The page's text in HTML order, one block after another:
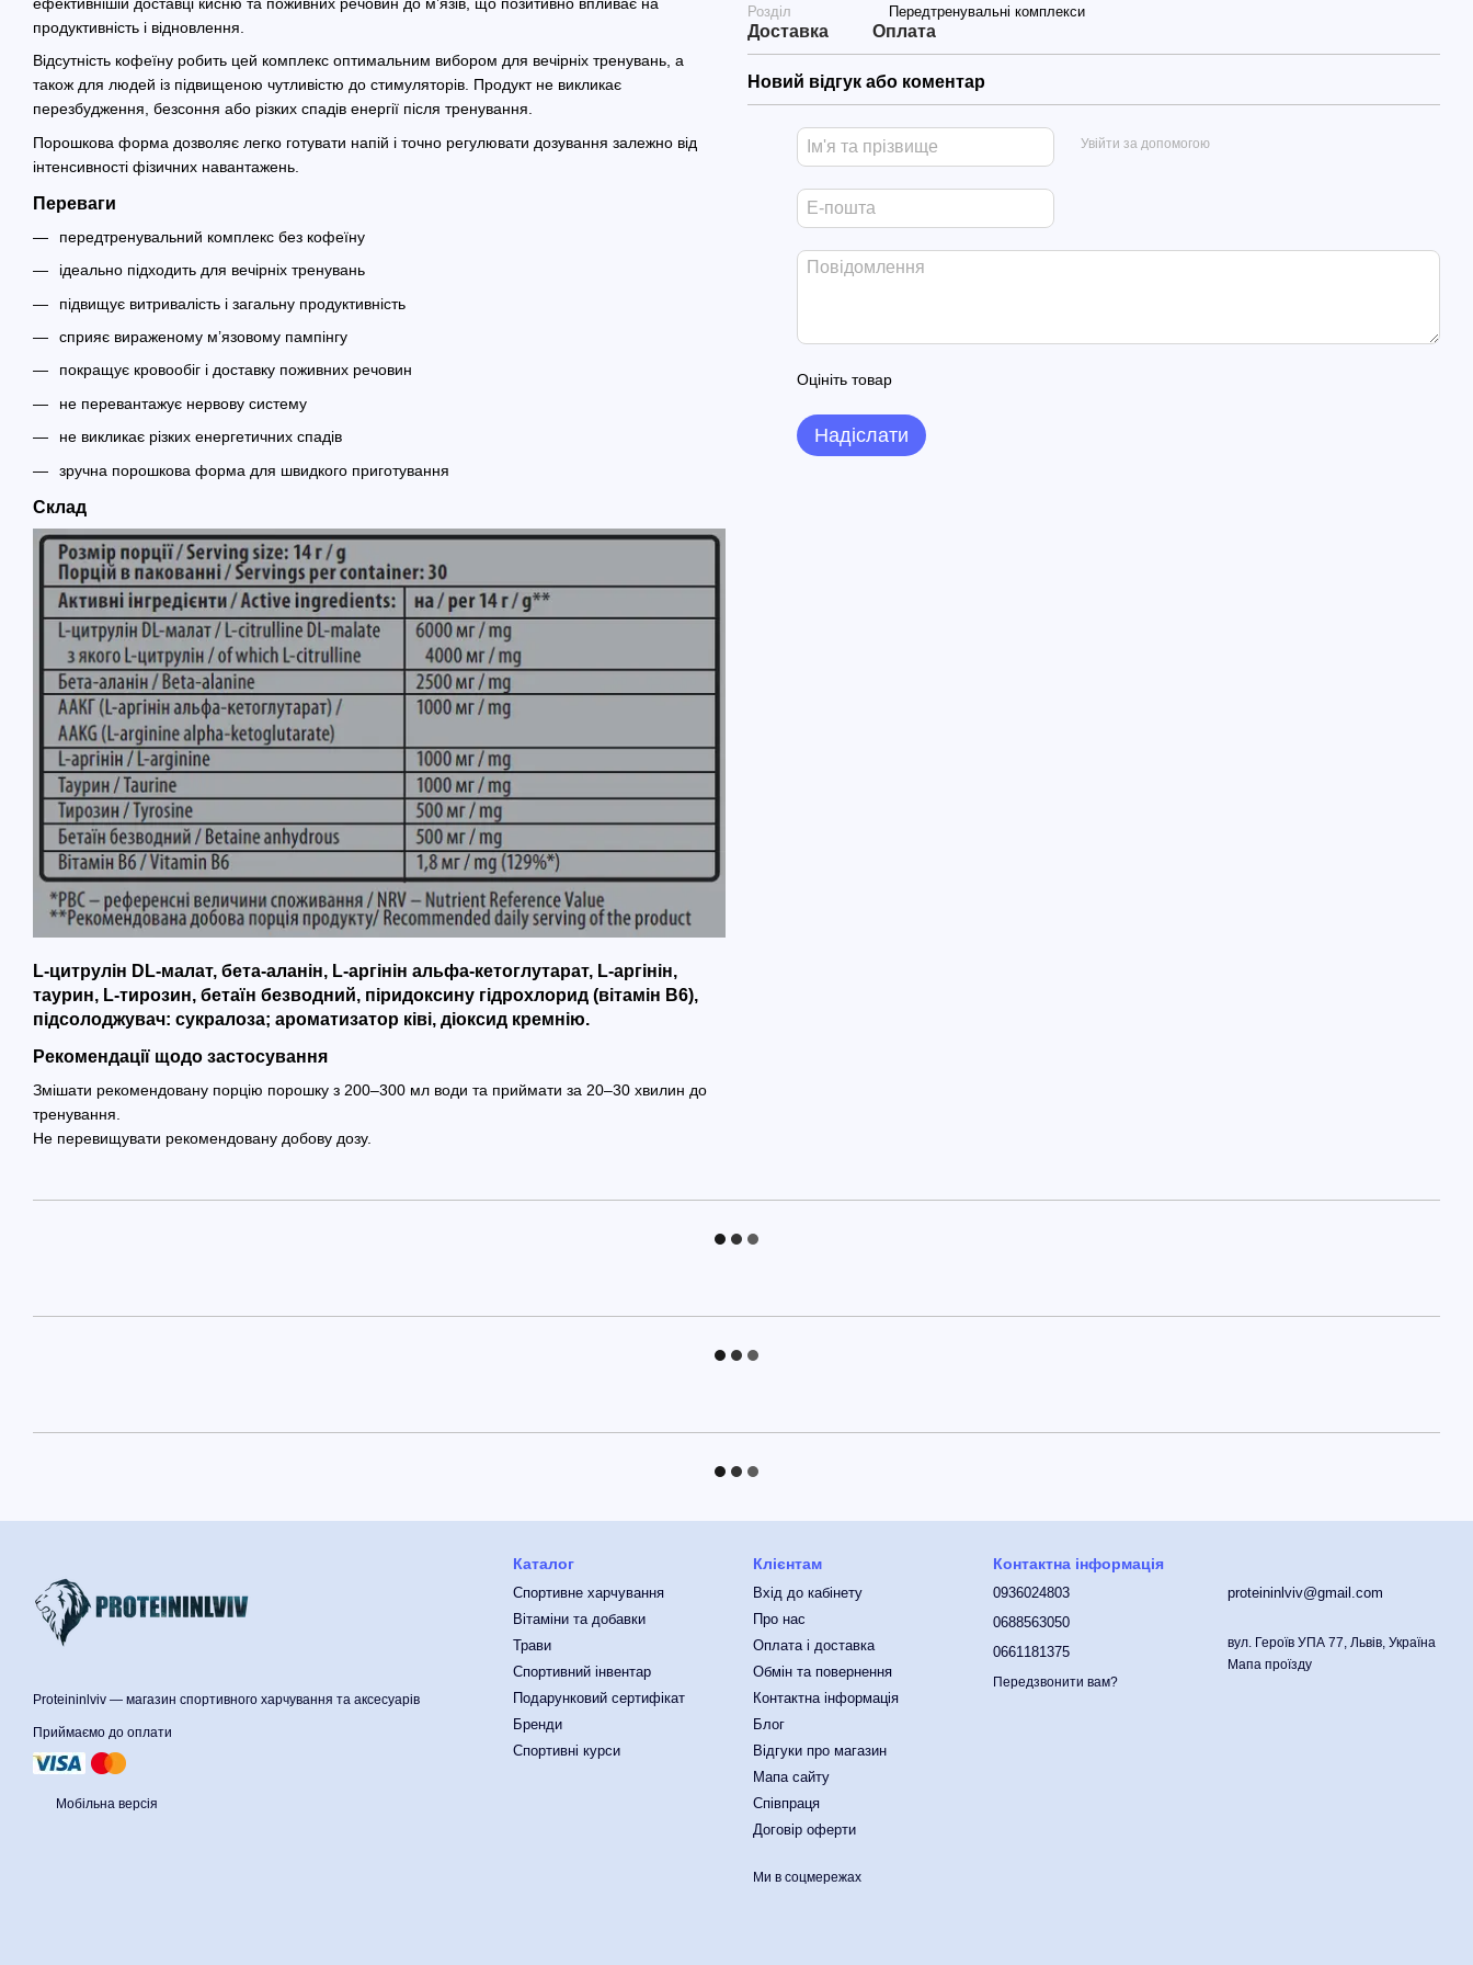
продуктивність і відновлення.
Відсутність кофеїну робить цей комплекс оптимальним вибором для вечірніх тренувань, а
також для людей із підвищеною чутливістю до стимуляторів. Продукт не викликає
перезбудження, безсоння або різких спадів енергії після тренування.
Порошкова форма дозволяє легко готувати напій і точно регулювати дозування залежно від
інтенсивності фізичних навантажень.
Переваги
передтренувальний комплекс без кофеїну
ідеально підходить для вечірніх тренувань
підвищує витривалість і загальну продуктивність
сприяє вираженому м’язовому пампінгу
покращує кровообіг і доставку поживних речовин
не перевантажує нервову систему
не викликає різких енергетичних спадів
зручна порошкова форма для швидкого приготування
Склад
L-цитрулін DL-малат, бета-аланін, L-аргінін альфа-кетоглутарат, L-аргінін,
таурин, L-тирозин, бетаїн безводний, піридоксину гідрохлорид (вітамін B6),
підсолоджувач: сукралоза; ароматизатор ківі, діоксид кремнію.
Рекомендації щодо застосування
Змішати рекомендовану порцію порошку з 200–300 мл води та приймати за 20–30 хвилин до
тренування.
Не перевищувати рекомендовану добову дозу.
Розділ Передтренувальні комплекси
Доставка Оплата
Новий відгук або коментар
Увійти за допомогою
Оцініть товар
Надіслати
Proteininlviv — магазин спортивного харчування та аксесуарів
Приймаємо до оплати
Мобільна версія
Каталог
Спортивне харчування
Вітаміни та добавки
Трави
Спортивний інвентар
Подарунковий сертифікат
Бренди
Спортивні курси
Клієнтам
Вхід до кабінету
Про нас
Оплата і доставка
Обмін та повернення
Контактна інформація
Блог
Відгуки про магазин
Мапа сайту
Співпраця
Договір оферти
Ми в соцмережах
Контактна інформація
0936024803
0688563050
0661181375
Передзвонити вам?
proteininlviv@gmail.com
вул. Героїв УПА 77, Львів, Україна
Мапа проїзду